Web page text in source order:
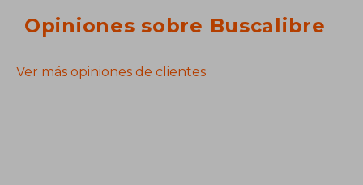
Opiniones sobre Buscalibre
Ver más opiniones de clientes